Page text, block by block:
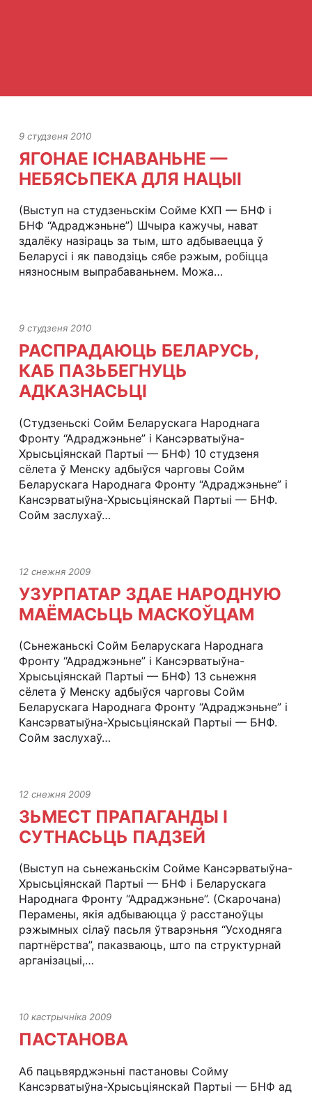
9 студзеня 2010
ЯГОНАЕ ІСНАВАНЬНЕ —
НЕБЯСЬПЕКА ДЛЯ НАЦЫІ
(Выступ на студзеньскім Сойме КХП — БНФ і
БНФ “Адраджэньне”) Шчыра кажучы, нават
здалёку назіраць за тым, што адбываецца ў
Беларусі і як паводзіць сябе рэжым, робіцца
нязносным выпрабаваньнем. Можа…
9 студзеня 2010
РАСПРАДАЮЦЬ БЕЛАРУСЬ,
КАБ ПАЗЬБЕГНУЦЬ
АДКАЗНАСЬЦІ
(Студзеньскі Сойм Беларускага Народнага
Фронту “Адраджэньне” і Кансэрватыўна-
Хрысьціянскай Партыі — БНФ) 10 студзеня
сёлета ў Менску адбыўся чарговы Сойм
Беларускага Народнага Фронту “Адраджэньне” і
Кансэрватыўна-Хрысьціянскай Партыі — БНФ.
Сойм заслухаў…
12 снежня 2009
УЗУРПАТАР ЗДАЕ НАРОДНУЮ
МАЁМАСЬЦЬ МАСКОЎЦАМ
(Сьнежаньскі Сойм Беларускага Народнага
Фронту “Адраджэньне” і Кансэрватыўна-
Хрысьціянскай Партыі — БНФ) 13 сьнежня
сёлета ў Менску адбыўся чарговы Сойм
Беларускага Народнага Фронту “Адраджэньне” і
Кансэрватыўна-Хрысьціянскай Партыі — БНФ.
Сойм заслухаў…
12 снежня 2009
ЗЬМЕСТ ПРАПАГАНДЫ І
СУТНАСЬЦЬ ПАДЗЕЙ
(Выступ на сьнежаньскім Сойме Кансэрватыўна-
Хрысьціянскай Партыі — БНФ і Беларускага
Народнага Фронту “Адраджэньне”. (Скарочана)
Перамены, якія адбываюцца ў расстаноўцы
рэжымных сілаў пасьля ўтварэньня “Усходняга
партнёрства”, паказваюць, што па структурнай
арганізацыі,…
10 кастрычніка 2009
ПАСТАНОВА
Аб пацьвярджэньні пастановы Сойму
Кансэрватыўна-Хрысьціянскай Партыі — БНФ ад